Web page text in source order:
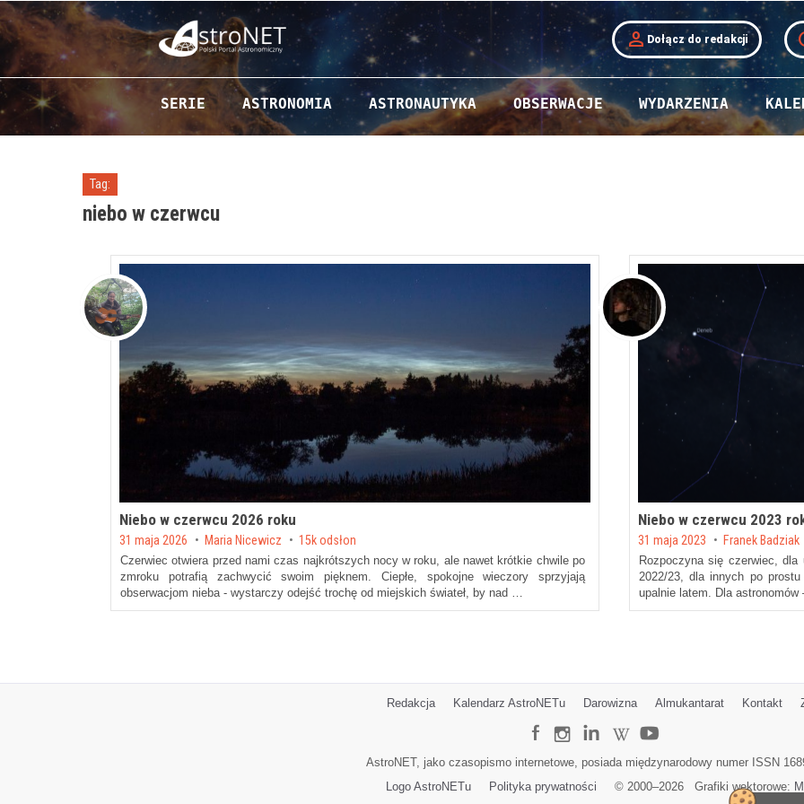
person Dołącz do redakcji
Przejdź do zawartości
SERIE ASTRONOMIA ASTRONAUTYKA OBSERWACJE WYDARZENIA
Tag:
niebo w czerwcu
Niebo w czerwcu 2026 roku
Posted on
31 maja 2026 by Maria Nicewicz 15k odsłon
Czerwiec otwiera przed nami czas najkrótszych nocy w roku, ale nawet krótkie chwile po
zmroku potrafią zachwycić swoim pięknem. Ciepłe, spokojne wieczory sprzyjają
obserwacjom nieba - wystarczy odejść trochę od miejskich świateł, by nad …
Niebo w czerwcu 2023
Posted on
31 maja 2023 by Franek Badziak
Rozpoczyna się czerwiec,
2022/23, dla innych po
upalnie latem. Dla
Redakcja Kalendarz AstroNETu Darowizna Almukantarat Kontakt
AstroNET, jako czasopismo internetowe, posiada międzynarodowy numer ISSN
Logo AstroNETu
Polityka prywatności © 2000–2026 Grafiki wektorowe: